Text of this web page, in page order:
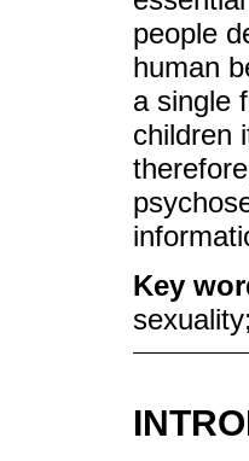
people
human
a single
children
Key